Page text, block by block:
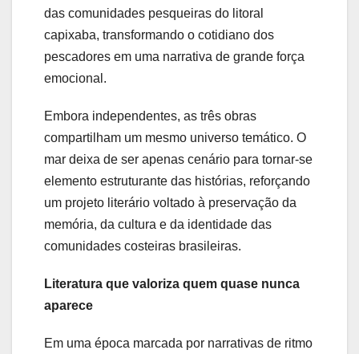
das comunidades pesqueiras do litoral
capixaba, transformando o cotidiano dos
pescadores em uma narrativa de grande força
emocional.
Embora independentes, as três obras
compartilham um mesmo universo temático. O
mar deixa de ser apenas cenário para tornar-se
elemento estruturante das histórias, reforçando
um projeto literário voltado à preservação da
memória, da cultura e da identidade das
comunidades costeiras brasileiras.
Literatura que valoriza quem quase nunca
aparece
Em uma época marcada por narrativas de ritmo